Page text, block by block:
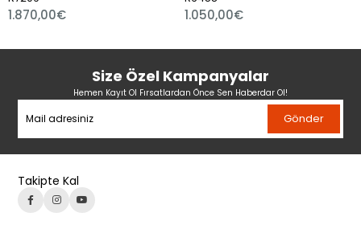
1.050,00€
Size Özel Kampanyalar
Hemen Kayıt Ol Fırsatlardan Önce Sen Haberdar Ol!
Gönder
Takipte Kal